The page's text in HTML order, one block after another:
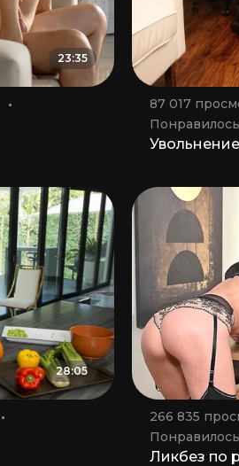
23:35
87 017
Понравилось
28:05
266 835
Ликбез по